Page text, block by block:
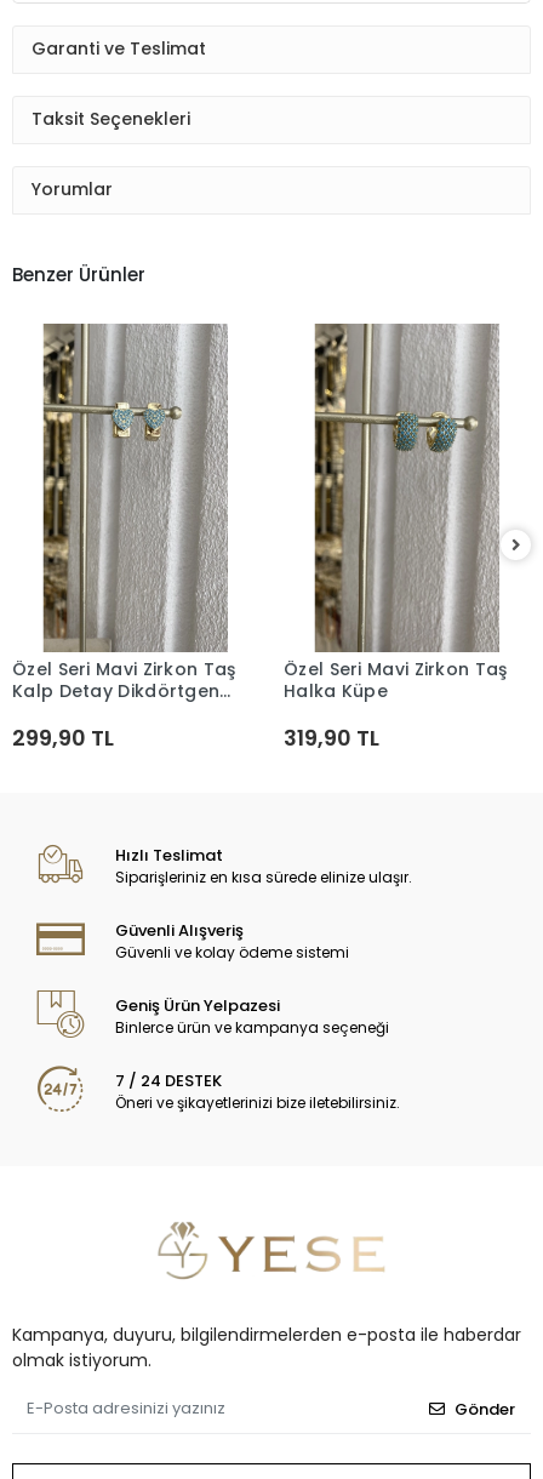
Garanti ve Teslimat
Taksit Seçenekleri
Yorumlar
Benzer Ürünler
Sepete Ekle
Özel Seri Mavi Zirkon Taş
Kalp Detay Dikdörtgen
299,90 TL
Sepete Ekle
Özel Seri Mavi Zirkon Taş
Halka Küpe
319,90 TL
Hızlı Teslimat
Siparişleriniz en kısa sürede elinize ulaşır.
Güvenli Alışveriş
Güvenli ve kolay ödeme sistemi
Geniş Ürün Yelpazesi
Binlerce ürün ve kampanya seçeneği
7 / 24 DESTEK
Öneri ve şikayetlerinizi bize iletebilirsiniz.
Kampanya, duyuru, bilgilendirmelerden e-posta ile haberdar
olmak istiyorum.
Gönder